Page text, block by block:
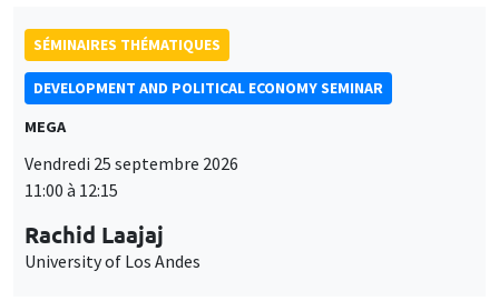
SÉMINAIRES THÉMATIQUES
DEVELOPMENT AND POLITICAL ECONOMY SEMINAR
MEGA
Vendredi 25 septembre 2026
11:00 à 12:15
Rachid Laajaj
University of Los Andes